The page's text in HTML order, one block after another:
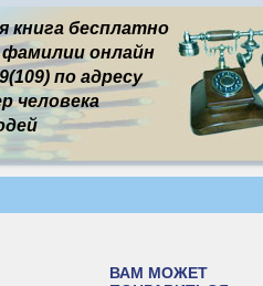
книга бесплатно
фамилии онлайн
по адресу